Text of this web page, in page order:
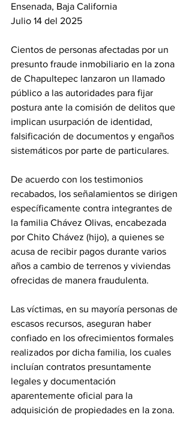
Ensenada, Baja California
Julio 14 del 2025
Cientos de personas afectadas por un
presunto fraude inmobiliario en la zona
de Chapultepec lanzaron un llamado
público a las autoridades para fijar
postura ante la comisión de delitos que
implican usurpación de identidad,
falsificación de documentos y engaños
sistemáticos por parte de particulares.
De acuerdo con los testimonios
recabados, los señalamientos se dirigen
específicamente contra integrantes de
la familia Chávez Olivas, encabezada
por Chito Chávez (hijo), a quienes se
acusa de recibir pagos durante varios
años a cambio de terrenos y viviendas
ofrecidas de manera fraudulenta.
Las víctimas, en su mayoría personas de
escasos recursos, aseguran haber
confiado en los ofrecimientos formales
realizados por dicha familia, los cuales
incluían contratos presuntamente
legales y documentación
aparentemente oficial para la
adquisición de propiedades en la zona.